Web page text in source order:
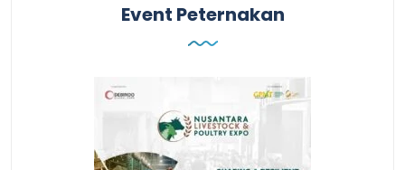
Event Peternakan